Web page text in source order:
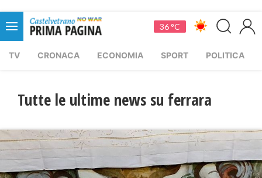
36 °C
TV CRONACA ECONOMIA SPORT POLITICA
Tutte le ultime news su ferrara